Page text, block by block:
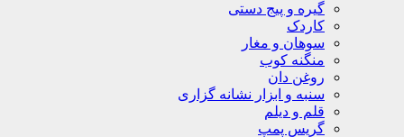
گیره و پیج دستی
کاردک
سوهان و مغار
منگنه کوب
روغن دان
سنبه و ابزار نشانه گزاری
قلم و دیلم
گریس پمپ